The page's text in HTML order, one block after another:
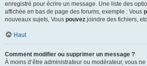
enregistré pour écrire un message. Une liste des
affichée en bas de page des forums, exemple : Vous
nouveaux sujets, Vous pouvez joindre des fichiers,
Haut
Comment modifier ou supprimer un message ?
À moins d’être administrateur ou modérateur, vous